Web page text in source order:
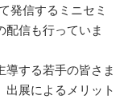
発信するミニセミ
信も行っていま
する若手の皆さま
展によるメリット